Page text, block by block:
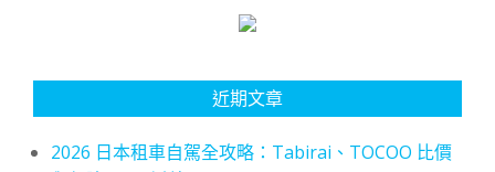
近期文章
2026 日本租車自駕全攻略：Tabirai、TOCOO 比價